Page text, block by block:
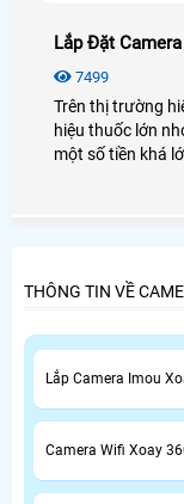
Lắp Đặt
7499
Trên thị trường
hiệu thuốc lớn nhỏ. Và một số doanh nghiệp đã
một số tiền khá
THÔNG TIN VỀ
Lắp Camera Imou
Camera Wifi Xoay